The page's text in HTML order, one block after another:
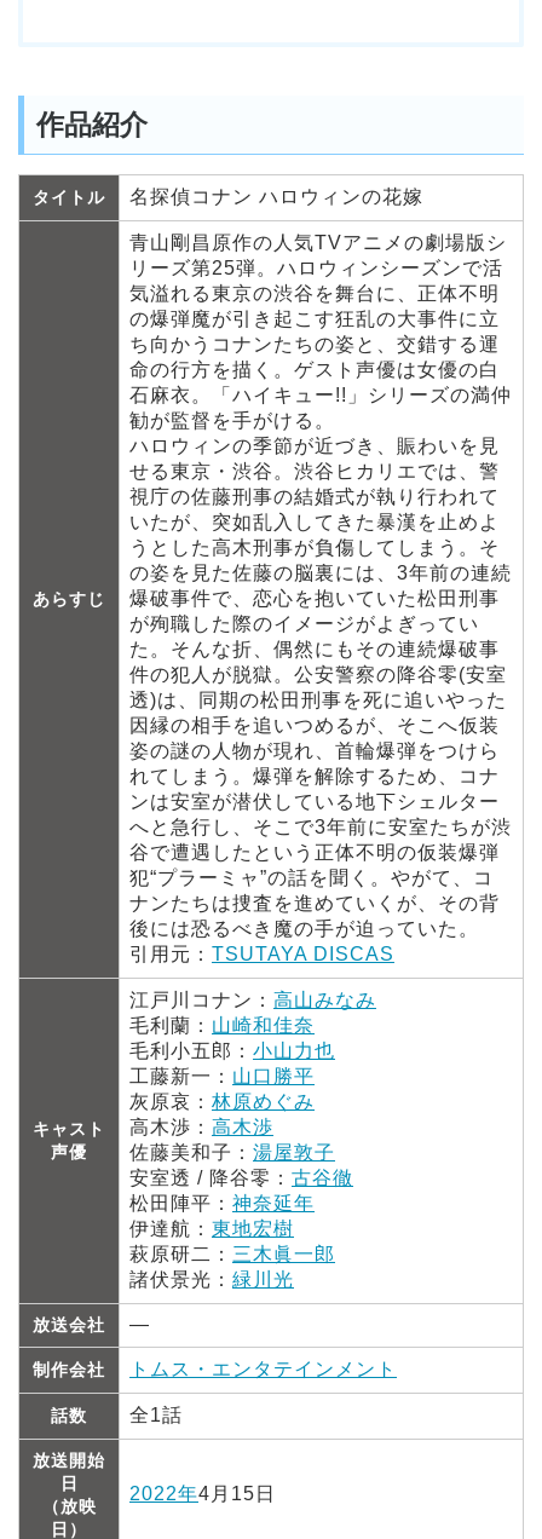
作品紹介
タイトル 名探偵コナン ハロウィンの花嫁
あらすじ
青山剛昌原作の人気TVアニメの劇場版シ
リーズ第25弾。ハロウィンシーズンで活
気溢れる東京の渋谷を舞台に、正体不明
の爆弾魔が引き起こす狂乱の大事件に立
ち向かうコナンたちの姿と、交錯する運
命の行方を描く。ゲスト声優は女優の白
石麻衣。「ハイキュー!!」シリーズの満仲
勧が監督を手がける。
ハロウィンの季節が近づき、賑わいを見
せる東京・渋谷。渋谷ヒカリエでは、警
視庁の佐藤刑事の結婚式が執り行われて
いたが、突如乱入してきた暴漢を止めよ
うとした高木刑事が負傷してしまう。そ
の姿を見た佐藤の脳裏には、3年前の連続
爆破事件で、恋心を抱いていた松田刑事
が殉職した際のイメージがよぎってい
た。そんな折、偶然にもその連続爆破事
件の犯人が脱獄。公安警察の降谷零(安室
透)は、同期の松田刑事を死に追いやった
因縁の相手を追いつめるが、そこへ仮装
姿の謎の人物が現れ、首輪爆弾をつけら
れてしまう。爆弾を解除するため、コナ
ンは安室が潜伏している地下シェルター
へと急行し、そこで3年前に安室たちが渋
谷で遭遇したという正体不明の仮装爆弾
犯“プラーミャ”の話を聞く。やがて、コ
ナンたちは捜査を進めていくが、その背
後には恐るべき魔の手が迫っていた。
引用元： TSUTAYA DISCAS
キャスト
声優
江戸川コナン： 高山みなみ
毛利蘭： 山崎和佳奈
毛利小五郎： 小山力也
工藤新一： 山口勝平
灰原哀： 林原めぐみ
高木渉： 高木渉
佐藤美和子： 湯屋敦子
安室透 / 降谷零： 古谷徹
松田陣平： 神奈延年
伊達航： 東地宏樹
萩原研二： 三木眞一郎
諸伏景光： 緑川光
放送会社 ―
制作会社 トムス・エンタテインメント
話数 全1話
放送開始
日
（放映
日）
2022年4月15日